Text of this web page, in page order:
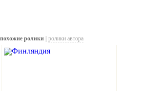
похожие ролики | ролики автора